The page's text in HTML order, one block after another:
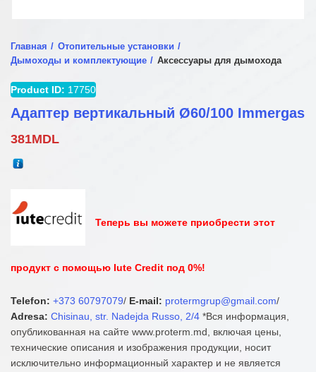
Главная
Отопительные установки
Дымоходы и комплектующие
Аксессуары для дымохода
Product ID: 17750
Адаптер вертикальный Ø60/100 Immergas
381MDL
Теперь вы можете приобрести этот
продукт с помощью Iute Credit под 0%!
Telefon: +373 60797079/ E-mail: protermgrup@gmail.com/
Adresa: Chisinau, str. Nadejda Russo, 2/4 *Вся информация,
опубликованная на сайте www.proterm.md, включая цены,
технические описания и изображения продукции, носит
исключительно информационный характер и не является